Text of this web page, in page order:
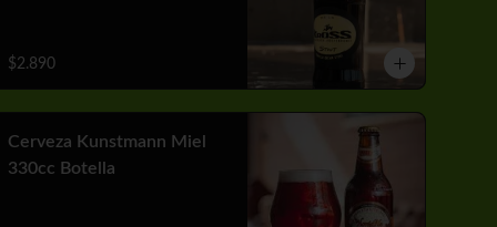
$2.890
Cerveza Kunstmann Miel
330cc Botella